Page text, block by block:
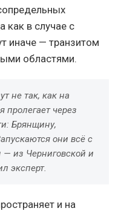
как в случае с
иначе — транзитом
областями.
не так, как на
пролегает через
Брянщину,
они всё с
— из Черниговской и
эксперт.
и на